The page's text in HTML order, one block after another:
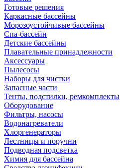
Готовые решения
Каркасные бассейны
Морозоустойчивые бассейны
Спа-бассейн
Детские бассейны
Плавательные принадлежности
Аксессуары
Пылесосы
Наборы для чистки
Запасные части
Тенты, подстилки, ремкомплекты
Оборудование
Фильтры, насосы
Водонагреватели
Хлоргенераторы
Лестницы и поручни
Подводная подсветка
Химия для бассейна